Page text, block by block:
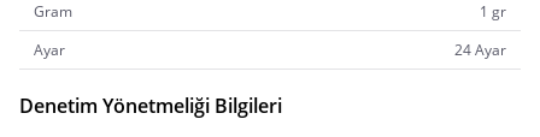
Gram
1 gr
Ayar
24 Ayar
Denetim Yönetmeliği Bilgileri